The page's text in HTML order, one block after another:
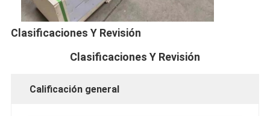
Clasificaciones Y Revisión
Clasificaciones Y Revisión
Calificación general